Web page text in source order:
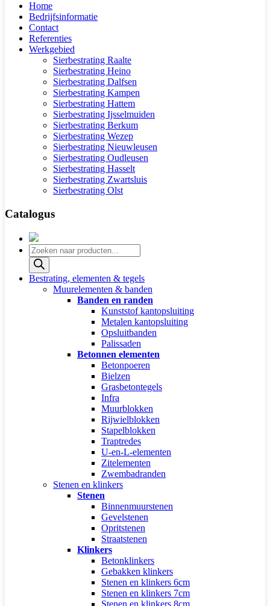
Home
Bedrijfsinformatie
Contact
Referenties
Werkgebied
Sierbestrating Raalte
Sierbestrating Heino
Sierbestrating Dalfsen
Sierbestrating Kampen
Sierbestrating Hattem
Sierbestrating Ijsselmuiden
Sierbestrating Berkum
Sierbestrating Wezep
Sierbestrating Nieuwleusen
Sierbestrating Oudleusen
Sierbestrating Hasselt
Sierbestrating Zwartsluis
Sierbestrating Olst
Catalogus
Producten
zoeken
Bestrating, elementen & tegels
Muurelementen & banden
Banden en randen
Kunststof kantopsluiting
Metalen kantopsluiting
Opsluitbanden
Palissaden
Betonnen elementen
Betonpoeren
Bielzen
Grasbetontegels
Infra
Muurblokken
Rijwielblokken
Stapelblokken
Traptredes
U-en-L-elementen
Zitelementen
Zwembadranden
Stenen en klinkers
Stenen
Binnenmuurstenen
Gevelstenen
Opritstenen
Straatstenen
Klinkers
Betonklinkers
Gebakken klinkers
Stenen en klinkers 6cm
Stenen en klinkers 7cm
Stenen en klinkers 8cm